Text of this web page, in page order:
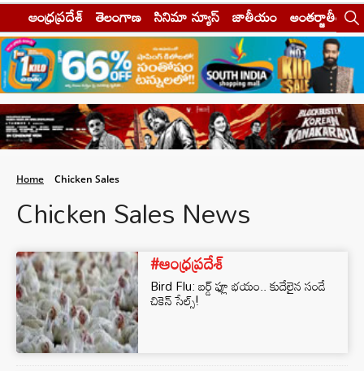
ఆంధ్రప్రదేశ్ తెలంగాణ సినిమా న్యూస్ జాతీయం అంతర్జాతీయం
Home Chicken Sales
Chicken Sales News
#ఆంధ్రప్రదేశ్
Bird Flu: బర్డ్ ఫ్లూ భయం.. కుదేలైన సండే
చికెన్ సేల్స్!